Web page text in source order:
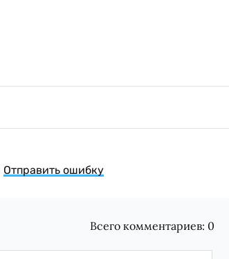
Отправить ошибку
Всего комментариев: 0